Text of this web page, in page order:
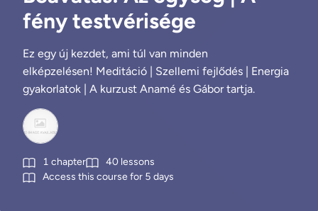
fény testvérisége
Ez egy új kezdet, ami túl van minden
elképzelésen! Meditáció | Szellemi fejlődés | Energia
gyakorlatok | A kurzust Anamé és Gábor tartja.
1 chapter 40 lessons
Access this course for 5 days